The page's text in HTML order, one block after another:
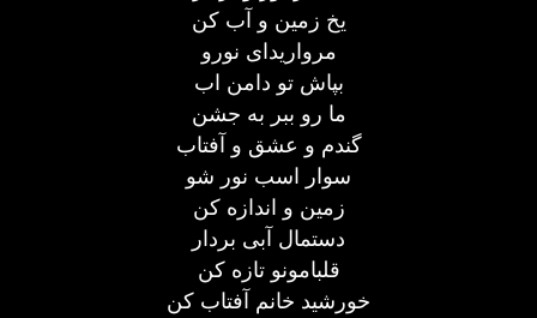
یخ زمین و آب کن
مرواریدای نورو
بپاش تو دامن اب
ما رو ببر به جشن
گندم و عشق و آفتاب
سوار اسب نور شو
زمین و اندازه کن
دستمال آبی بردار
قلبامونو تازه کن
خورشید خانم آفتاب کن